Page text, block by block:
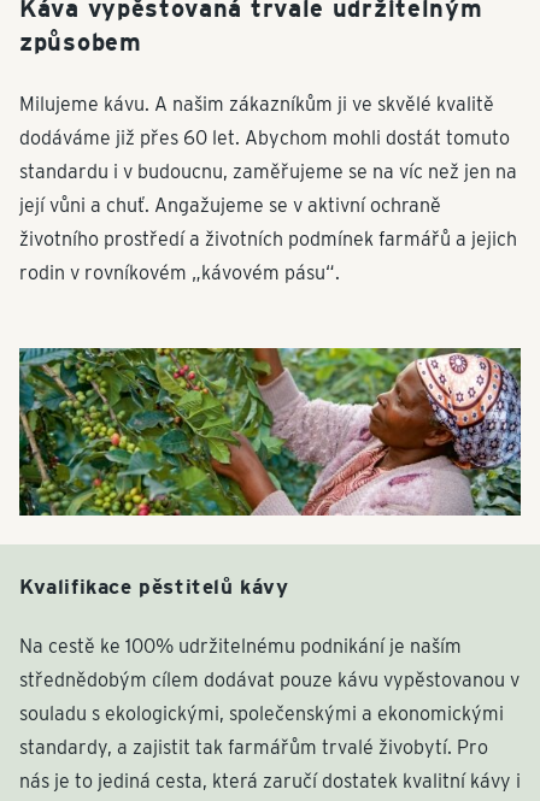
Káva vypěstovaná trvale udržitelným
způsobem
Milujeme kávu. A našim zákazníkům ji ve skvělé kvalitě
dodáváme již přes 60 let. Abychom mohli dostát tomuto
standardu i v budoucnu, zaměřujeme se na víc než jen na
její vůni a chuť. Angažujeme se v aktivní ochraně
životního prostředí a životních podmínek farmářů a jejich
rodin v rovníkovém „kávovém pásu“.
Kvalifikace pěstitelů kávy
Na cestě ke 100% udržitelnému podnikání je naším
střednědobým cílem dodávat pouze kávu vypěstovanou v
souladu s ekologickými, společenskými a ekonomickými
standardy, a zajistit tak farmářům trvalé živobytí. Pro
nás je to jediná cesta, která zaručí dostatek kvalitní kávy i